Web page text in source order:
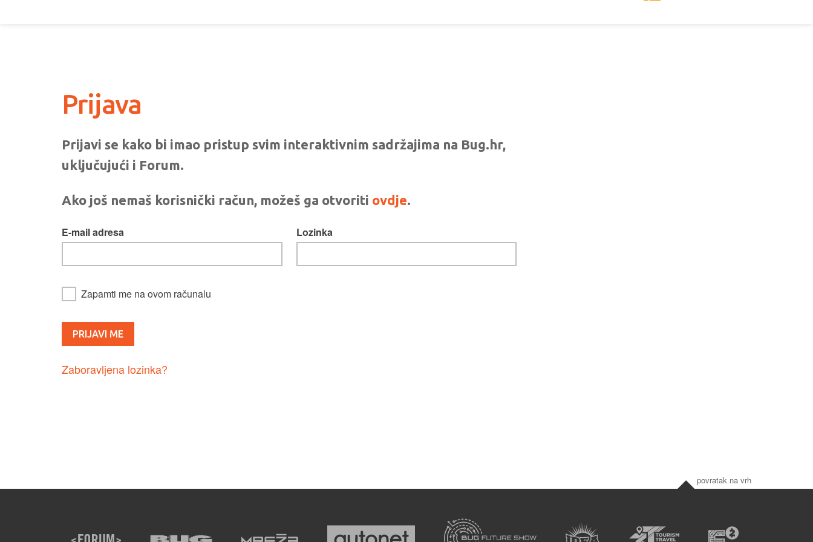
Prijava
Prijavi se kako bi imao pristup svim interaktivnim sadržajima na Bug.hr,
uključujući i Forum.
Ako još nemaš korisnički račun, možeš ga otvoriti ovdje.
E-mail adresa Lozinka
Zapamti me na ovom računalu
Zaboravljena lozinka?
povratak na vrh